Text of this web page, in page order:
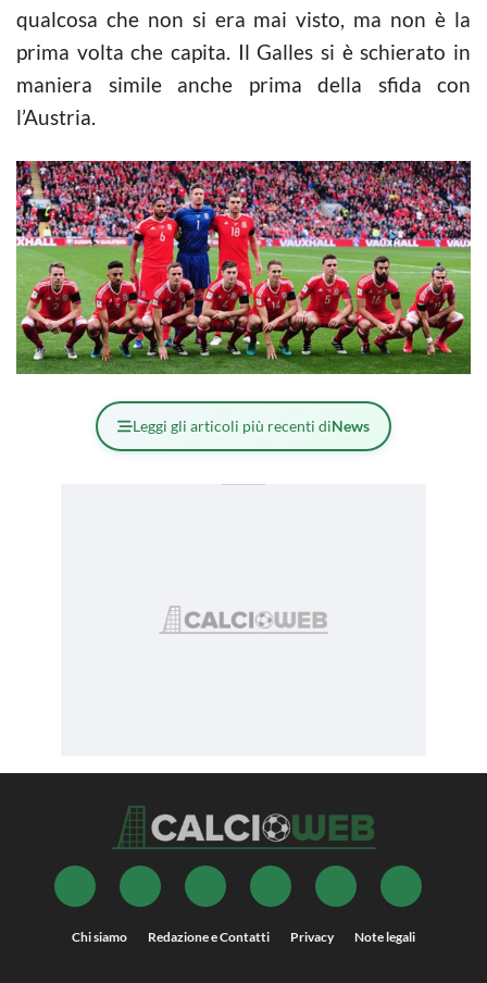
qualcosa che non si era mai visto, ma non è la
prima volta che capita. Il Galles si è schierato in
maniera simile anche prima della sfida con
l’Austria.
Leggi gli articoli più recenti diNews
Chi siamo Redazione e Contatti Privacy Note legali